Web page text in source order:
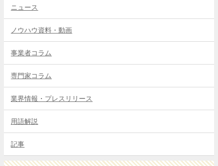
ニュース
ノウハウ資料・動画
事業者コラム
専門家コラム
業界情報・プレスリリース
用語解説
記事